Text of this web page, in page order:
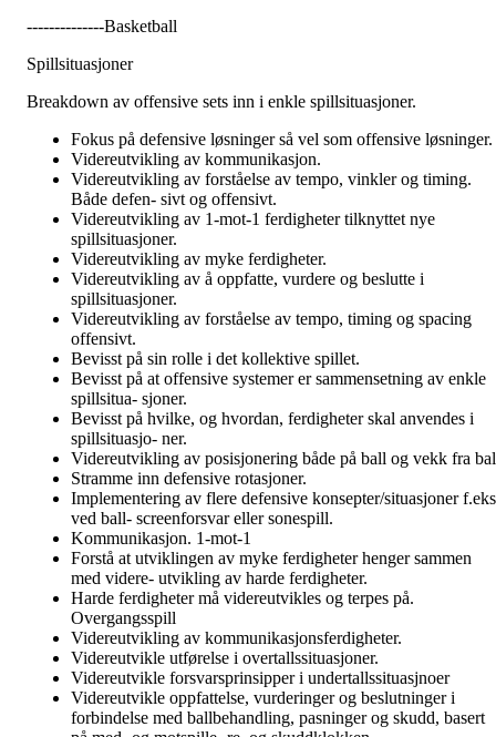
--------------Basketball
Spillsituasjoner
Breakdown av offensive sets inn i enkle spillsituasjoner.
Fokus på defensive løsninger så vel som offensive løsninger.
Videreutvikling av kommunikasjon.
Videreutvikling av forståelse av tempo, vinkler og timing.
Både defen- sivt og offensivt.
Videreutvikling av 1-mot-1 ferdigheter tilknyttet nye
spillsituasjoner.
Videreutvikling av myke ferdigheter.
Videreutvikling av å oppfatte, vurdere og beslutte i
spillsituasjoner.
Videreutvikling av forståelse av tempo, timing og spacing
offensivt.
Bevisst på sin rolle i det kollektive spillet.
Bevisst på at offensive systemer er sammensetning av enkle
spillsitua- sjoner.
Bevisst på hvilke, og hvordan, ferdigheter skal anvendes i
spillsituasjo- ner.
Videreutvikling av posisjonering både på ball og vekk fra
Stramme inn defensive rotasjoner.
Implementering av flere defensive konsepter/situasjoner
ved ball- screenforsvar eller sonespill.
Kommunikasjon. 1-mot-1
Forstå at utviklingen av myke ferdigheter henger sammen
med videre- utvikling av harde ferdigheter.
Harde ferdigheter må videreutvikles og terpes på.
Overgangsspill
Videreutvikling av kommunikasjonsferdigheter.
Videreutvikle utførelse i overtallssituasjoner.
Videreutvikle forsvarsprinsipper i undertallssituasjnoer
Videreutvikle oppfattelse, vurderinger og beslutninger i
forbindelse med ballbehandling, pasninger og skudd, basert